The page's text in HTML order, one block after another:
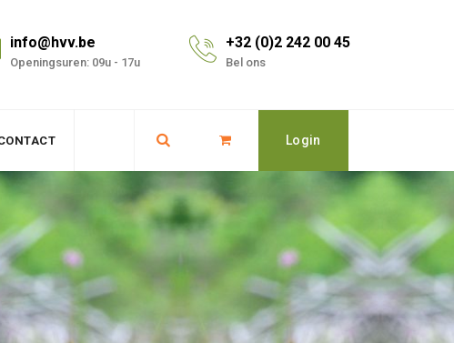
info@hvv.be
Openingsuren: 09u - 17u
+32 (0)2 242 00 45
Bel ons
Login